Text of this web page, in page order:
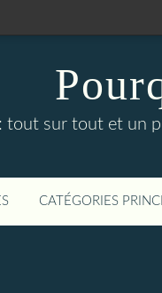
tout sur tout et un
CATÉGORIES